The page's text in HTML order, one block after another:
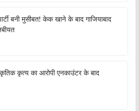
बनी मुसीबत! केक खाने के बाद गाजियाबाद
कृत्य का आरोपी एनकाउंटर के बाद